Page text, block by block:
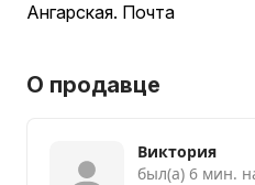
Ангарская. Почта
О продавце
Виктория
был(а) 6 мин.